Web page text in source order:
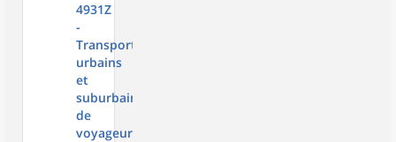
4931Z
-
Transports
urbains
et
suburbains
de
voyageurs